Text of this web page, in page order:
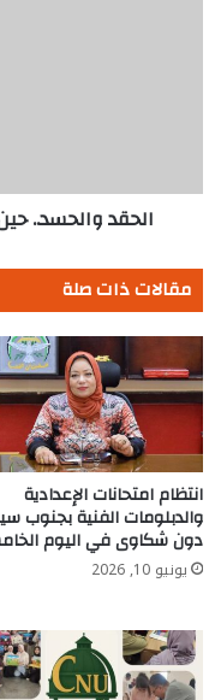
الحقد والحسد..
مقالات ذات صلة
انتظام امتحانات الإعدادية
والدبلومات الفنية بجنوب
دون شكاوى في اليوم
يونيو 10, 2026